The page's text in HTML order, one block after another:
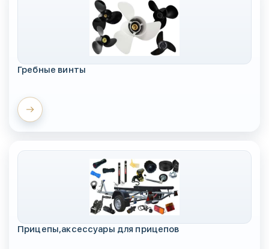
Гребные винты
Прицепы,аксессуары для прицепов